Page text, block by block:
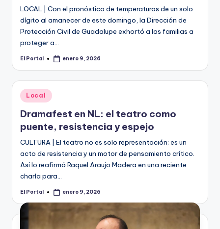
LOCAL | Con el pronóstico de temperaturas de un solo
dígito al amanecer de este domingo, la Dirección de
Protección Civil de Guadalupe exhortó a las familias a
proteger a…
Publicado
El Portal enero 9, 2026
Publicado
en
Local
Dramafest en NL: el teatro como
puente, resistencia y espejo
CULTURA | El teatro no es solo representación; es un
acto de resistencia y un motor de pensamiento crítico.
Así lo reafirmó Raquel Araujo Madera en una reciente
charla para…
Publicado
El Portal enero 9, 2026